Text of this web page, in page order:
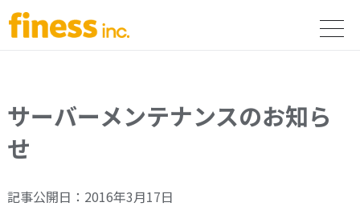
サーバーメンテナンスのお知ら
せ
記事公開日：2016年3月17日